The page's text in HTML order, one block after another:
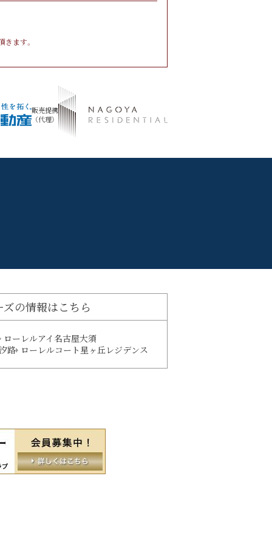
ます。
販売提携
（代理）
ズの情報はこちら
ローレルアイ名古屋大須
路 ローレルコート星ヶ丘レジデンス